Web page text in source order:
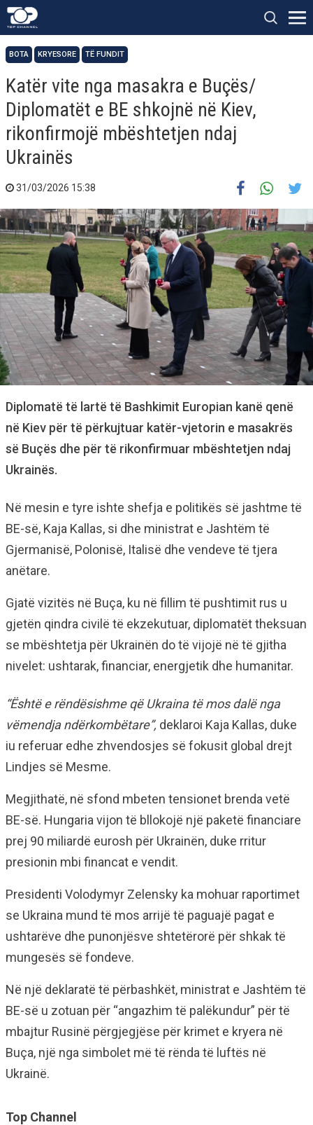
BOTA KRYESORE TË FUNDIT
Katër vite nga masakra e Buçës/
Diplomatët e BE shkojnë në Kiev,
rikonfirmojë mbështetjen ndaj
Ukrainës
31/03/2026 15:38
Diplomatë të lartë të Bashkimit Europian kanë qenë
në Kiev për të përkujtuar katër-vjetorin e masakrës
së Buçës dhe për të rikonfirmuar mbështetjen ndaj
Ukrainës.
Në mesin e tyre ishte shefja e politikës së jashtme të
BE-së, Kaja Kallas, si dhe ministrat e Jashtëm të
Gjermanisë, Polonisë, Italisë dhe vendeve të tjera
anëtare.
Gjatë vizitës në Buça, ku në fillim të pushtimit rus u
gjetën qindra civilë të ekzekutuar, diplomatët theksuan
se mbështetja për Ukrainën do të vijojë në të gjitha
nivelet: ushtarak, financiar, energjetik dhe humanitar.
“Është e rëndësishme që Ukraina të mos dalë nga
vëmendja ndërkombëtare”, deklaroi Kaja Kallas, duke
iu referuar edhe zhvendosjes së fokusit global drejt
Lindjes së Mesme.
Megjithatë, në sfond mbeten tensionet brenda vetë
BE-së. Hungaria vijon të bllokojë një paketë financiare
prej 90 miliardë eurosh për Ukrainën, duke rritur
presionin mbi financat e vendit.
Presidenti Volodymyr Zelensky ka mohuar raportimet
se Ukraina mund të mos arrijë të paguajë pagat e
ushtarëve dhe punonjësve shtetërorë për shkak të
mungesës së fondeve.
Në një deklaratë të përbashkët, ministrat e Jashtëm të
BE-së u zotuan për “angazhim të palëkundur” për të
mbajtur Rusinë përgjegjëse për krimet e kryera në
Buça, një nga simbolet më të rënda të luftës në
Ukrainë.
Top Channel